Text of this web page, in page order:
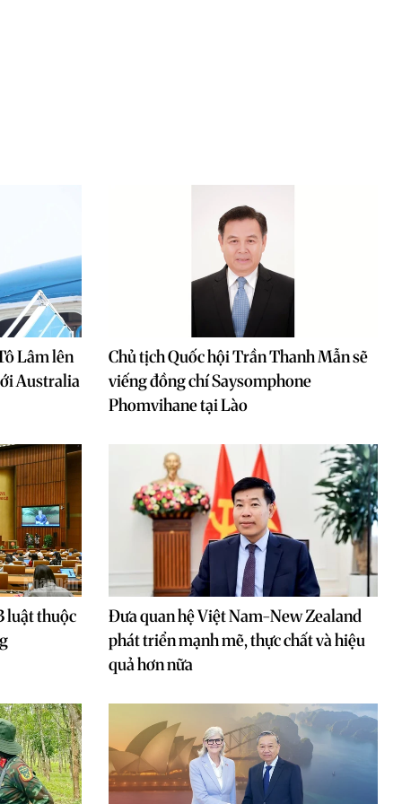
Lâm lên
Australia
Chủ tịch Quốc hội Trần Thanh Mẫn sẽ
viếng đồng chí Saysomphone
Phomvihane tại Lào
luật thuộc
Đưa quan hệ Việt Nam-New Zealand
phát triển mạnh mẽ, thực chất và hiệu
quả hơn nữa